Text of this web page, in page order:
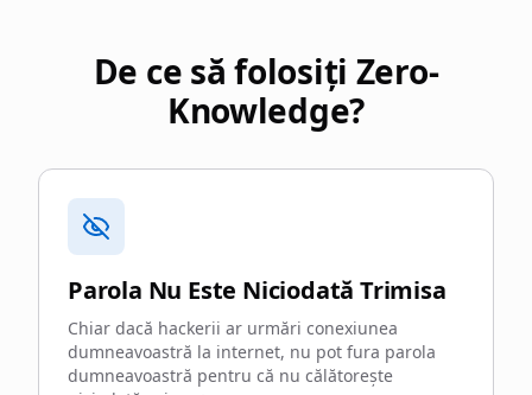
De ce să folosiți Zero-
Knowledge?
Parola Nu Este Niciodată Trimisa
Chiar dacă hackerii ar urmări conexiunea
dumneavoastră la internet, nu pot fura parola
dumneavoastră pentru că nu călătorește